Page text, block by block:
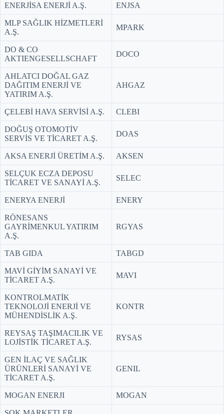
ENERJİSA ENERJİ A.Ş. ENJSA
MLP SAĞLIK HİZMETLERİ
A.Ş.
MPARK
DO & CO
AKTIENGESELLSCHAFT
DOCO
AHLATCI DOĞAL GAZ
DAĞITIM ENERJİ VE
YATIRIM A.Ş.
AHGAZ
ÇELEBİ HAVA SERVİSİ A.Ş. CLEBI
DOĞUŞ OTOMOTİV
SERVİS VE TİCARET A.Ş.
DOAS
AKSA ENERJİ ÜRETİM A.Ş. AKSEN
SELÇUK ECZA DEPOSU
TİCARET VE SANAYİ A.Ş.
SELEC
ENERYA ENERJİ ENERY
RÖNESANS
GAYRİMENKUL YATIRIM
A.Ş.
RGYAS
TAB GIDA TABGD
MAVİ GİYİM SANAYİ VE
TİCARET A.Ş.
MAVI
KONTROLMATİK
TEKNOLOJİ ENERJİ VE
MÜHENDİSLİK A.Ş.
KONTR
REYSAŞ TAŞIMACILIK VE
LOJİSTİK TİCARET A.Ş.
RYSAS
GEN İLAÇ VE SAĞLIK
ÜRÜNLERİ SANAYİ VE
TİCARET A.Ş.
GENIL
MOGAN ENERJI MOGAN